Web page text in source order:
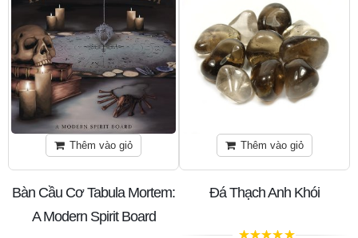
Thêm vào giỏ
Bàn Cầu Cơ Tabula Mortem:
A Modern Spirit Board
Thêm vào giỏ
Đá Thạch Anh Khói